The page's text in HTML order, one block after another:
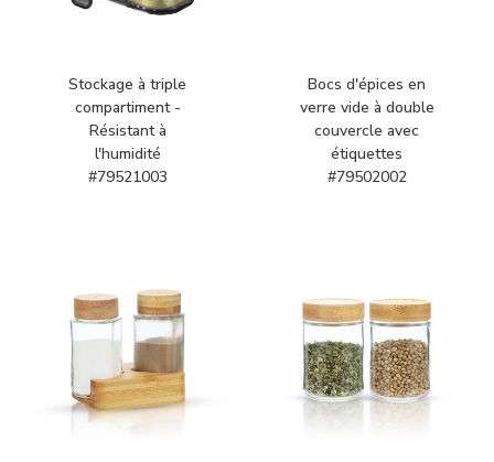
Stockage à triple
compartiment -
Résistant à
l'humidité
#79521003
Bocs d'épices en
verre vide à double
couvercle avec
étiquettes
#79502002